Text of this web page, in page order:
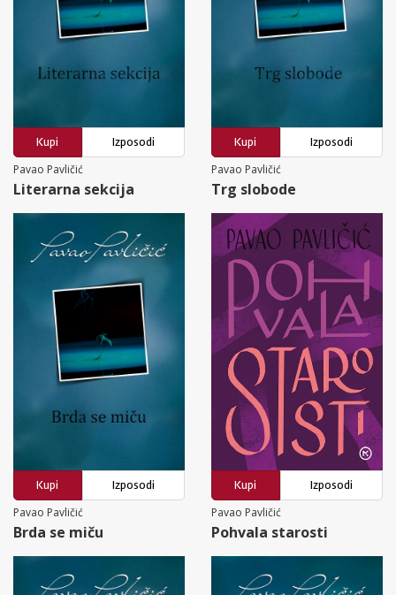
Kupi
Izposodi
Pavao Pavličić
Literarna sekcija
Kupi
Izposodi
Pavao Pavličić
Trg slobode
Kupi
Izposodi
Pavao Pavličić
Brda se miču
Kupi
Izposodi
Pavao Pavličić
Pohvala starosti